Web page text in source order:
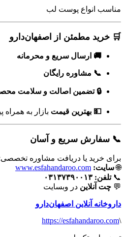
مناسب انواع پوست لب
🛒 خرید مطمئن از اصفهان‌دارو
🚚 ارسال سریع و محرمانه
📞 مشاوره رایگان
🔒 تضمین اصالت و سلامت
💵 بهترین قیمتبازار به همراه
📞 سفارش سریع و آسان
برای خرید یا دریافت مشاوره تخصصی:
🌐سایت: www.esfahandaroo.com
📞 تلفن: ۰۳۱۳۷۳۹۰۰۱۳
💬 چت آنلایندر وبسایت
داروخانه آنلاین اصفهان‌دارو
\
https://esfahandaroo.com